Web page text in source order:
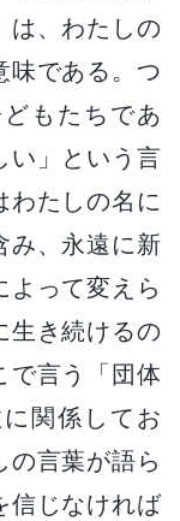
は、わたしの
味である。つ
もたちであ
い」という言
わたしの名に
み、永遠に新
よって変えら
生き続けるの
で言う「団体
関係してお
の言葉が語ら
信じなければ